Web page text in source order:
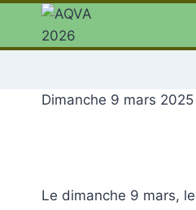
contenu
Dimanche 9 mars
Le dimanche 9 mars,